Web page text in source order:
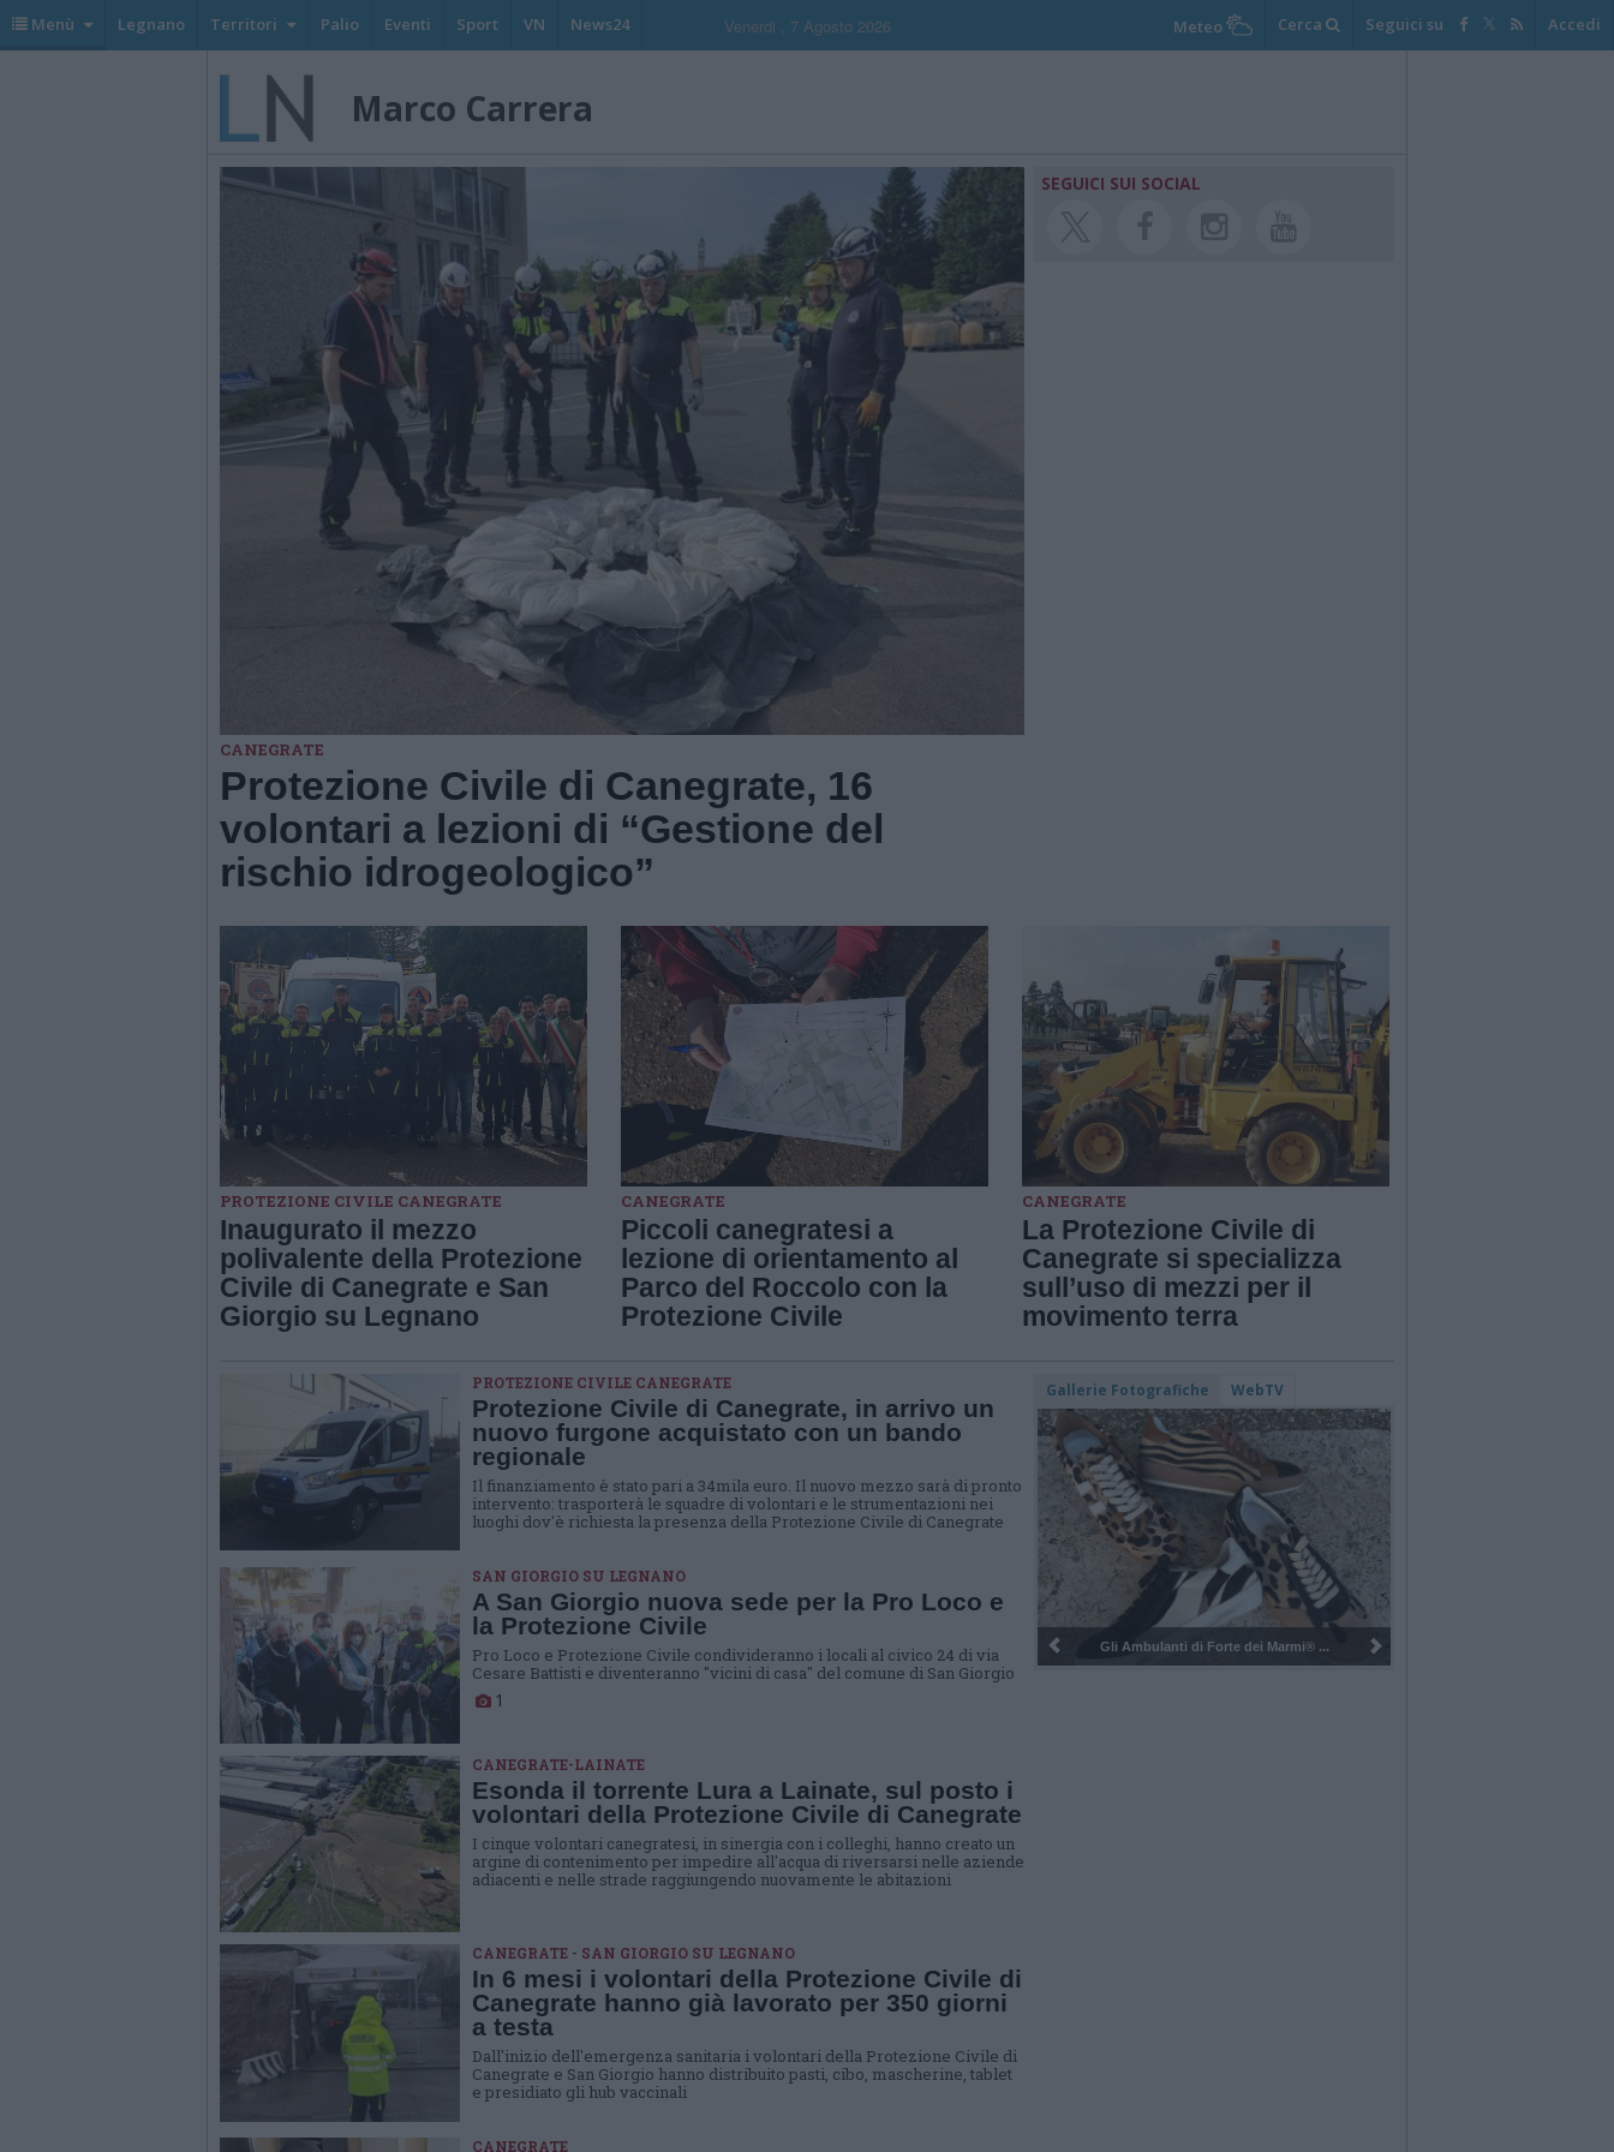
Menù Legnano Territori Palio Eventi Sport VN News24 Venerdi , 7 Agosto 2026 Meteo Cerca Seguici su Accedi
Marco Carrera
CANEGRATE
Protezione Civile di Canegrate, 16
volontari a lezioni di “Gestione del
rischio idrogeologico”
SEGUICI SUI SOCIAL
PROTEZIONE CIVILE CANEGRATE
Inaugurato il mezzo
polivalente della Protezione
Civile di Canegrate e San
Giorgio su Legnano
CANEGRATE
Piccoli canegratesi a
lezione di orientamento al
Parco del Roccolo con la
Protezione Civile
CANEGRATE
La Protezione Civile di
Canegrate si specializza
sull’uso di mezzi per il
movimento terra
PROTEZIONE CIVILE CANEGRATE
Protezione Civile di Canegrate, in arrivo un
nuovo furgone acquistato con un bando
regionale
Il finanziamento è stato pari a 34mila euro. Il nuovo mezzo sarà di pronto
intervento: trasporterà le squadre di volontari e le strumentazioni nei
luoghi dov'è richiesta la presenza della Protezione Civile di Canegrate
SAN GIORGIO SU LEGNANO
A San Giorgio nuova sede per la Pro Loco e
la Protezione Civile
Pro Loco e Protezione Civile condivideranno i locali al civico 24 di via
Cesare Battisti e diventeranno "vicini di casa" del comune di San Giorgio
1
CANEGRATE-LAINATE
Esonda il torrente Lura a Lainate, sul posto i
volontari della Protezione Civile di Canegrate
I cinque volontari canegratesi, in sinergia con i colleghi, hanno creato un
argine di contenimento per impedire all'acqua di riversarsi nelle aziende
adiacenti e nelle strade raggiungendo nuovamente le abitazioni
CANEGRATE - SAN GIORGIO SU LEGNANO
In 6 mesi i volontari della Protezione Civile di
Canegrate hanno già lavorato per 350 giorni
a testa
Dall'inizio dell'emergenza sanitaria i volontari della Protezione Civile di
Canegrate e San Giorgio hanno distribuito pasti, cibo, mascherine, tablet
e presidiato gli hub vaccinali
CANEGRATE
Gallerie Fotografiche WebTV
Pulizia del bosco del Rugareto a ...